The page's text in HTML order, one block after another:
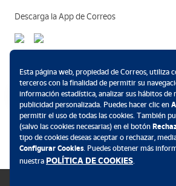
Descarga la App de Correos
Esta página web, propiedad de Correos, utiliza
terceros con la finalidad de permitir su
información estadística, analizar sus hábitos de
publicidad personalizada. Puedes hacer clic en
permitir el uso de todas las cookies. También
(salvo las cookies necesarias) en el botón
tipo de cookies deseas aceptar o rechazar,
Configurar Cookies. Puedes obtener más
nuestra POLÍTICA DE COOKIES.